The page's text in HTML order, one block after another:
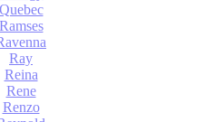
Quebec
Ramses
Ray
Reina
Rene
Renzo